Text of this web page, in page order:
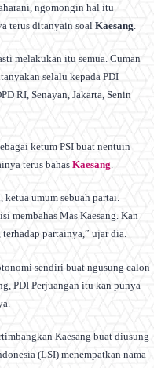
ngomongin hal itu
terus ditanyain soal Kaesang
melakukan itu semua. Cuman
selalu kepada PDI
RI, Senayan, Jakarta, Senin
ketum PSI buat nentuin
terus bahas Kaesang
ketua umum sebuah partai.
membahas Mas Kaesang. Kan
partainya,” ujar dia.
sendiri buat ngusung calon
PDI Perjuangan itu kan punya
Kaesang buat diusung
(LSI) menempatkan nama